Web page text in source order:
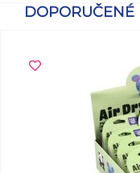
DOPORUČENÉ